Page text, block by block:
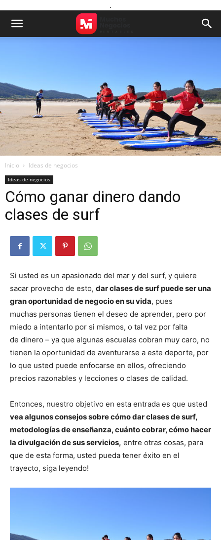
.
Inicio Ideas de negocios
Ideas de negocios
Cómo ganar dinero dando
clases de surf
Si usted es un apasionado del mar y del surf, y quiere
sacar provecho de esto, dar clases de surf puede ser una
gran oportunidad de negocio en su vida, pues
muchas personas tienen el deseo de aprender, pero por
miedo a intentarlo por si mismos, o tal vez por falta
de dinero – ya que algunas escuelas cobran muy caro, no
tienen la oportunidad de aventurarse a este deporte, por
lo que usted puede enfocarse en ellos, ofreciendo
precios razonables y lecciones o clases de calidad.
Entonces, nuestro objetivo en esta entrada es que usted
vea algunos consejos sobre cómo dar clases de surf,
metodologías de enseñanza, cuánto cobrar, cómo hacer
la divulgación de sus servicios, entre otras cosas, para
que de esta forma, usted pueda tener éxito en el
trayecto, siga leyendo!